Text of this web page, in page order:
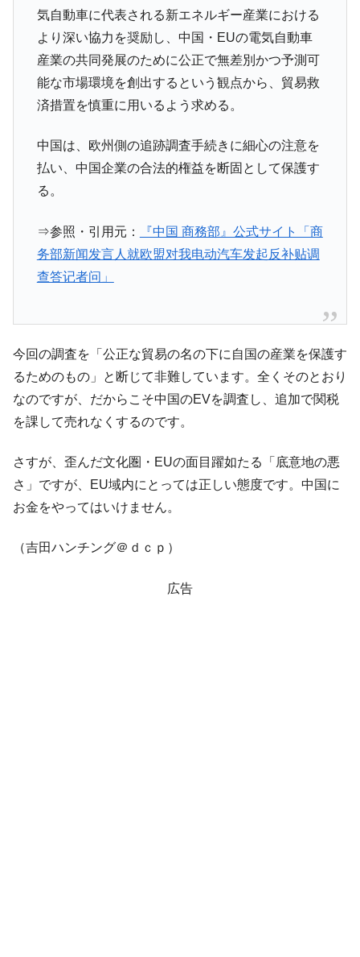
Fact1
日本人マスターズ挑戦の歴史。松山以前に最高位
だった選手とは？
Fact1
甲子園通算本塁打、最多の清原に次いで多く打っ
Fact1 セレクトセールの高額取引馬が稼いだ金額とは？
気自動車に代表される新エネルギー産業における
より深い協力を奨励し、中国・EUの電気自動車
産業の共同発展のために公正で無差別かつ予測可
能な市場環境を創出するという観点から、貿易救
済措置を慎重に用いるよう求める。
中国は、欧州側の追跡調査手続きに細心の注意を
払い、中国企業の合法的権益を断固として保護す
る。
⇒参照・引用元：
『中国 商務部』公式サイト「商
务部新闻发言人就欧盟对我电动汽车发起反补贴调
查答记者问」
今回の調査を「公正な貿易の名の下に自国の産業を保護す
るためのもの」と断じて非難しています。全くそのとおり
なのですが、だからこそ中国のEVを調査し、追加で関税
を課して売れなくするのです。
さすが、歪んだ文化圏・EUの面目躍如たる「底意地の悪
さ」ですが、EU域内にとっては正しい態度です。中国に
お金をやってはいけません。
（吉田ハンチング＠ｄｃｐ）
広告